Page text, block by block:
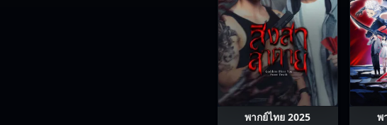
พากย์ไทย 2025
พ